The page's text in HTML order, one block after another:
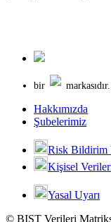
bir markasıdır.
Hakkımızda
Şubelerimiz
Risk Bildirim
Kişisel
Yasal Uyarı
© BIST Verileri Matriks